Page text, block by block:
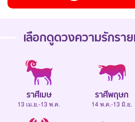
เลือกดูดวงความรักราย
ราศีเมษ
13 เม.ย.-13 พ.ค.
ราศีพฤษภ
14 พ.ค.-13 มิ.ย.